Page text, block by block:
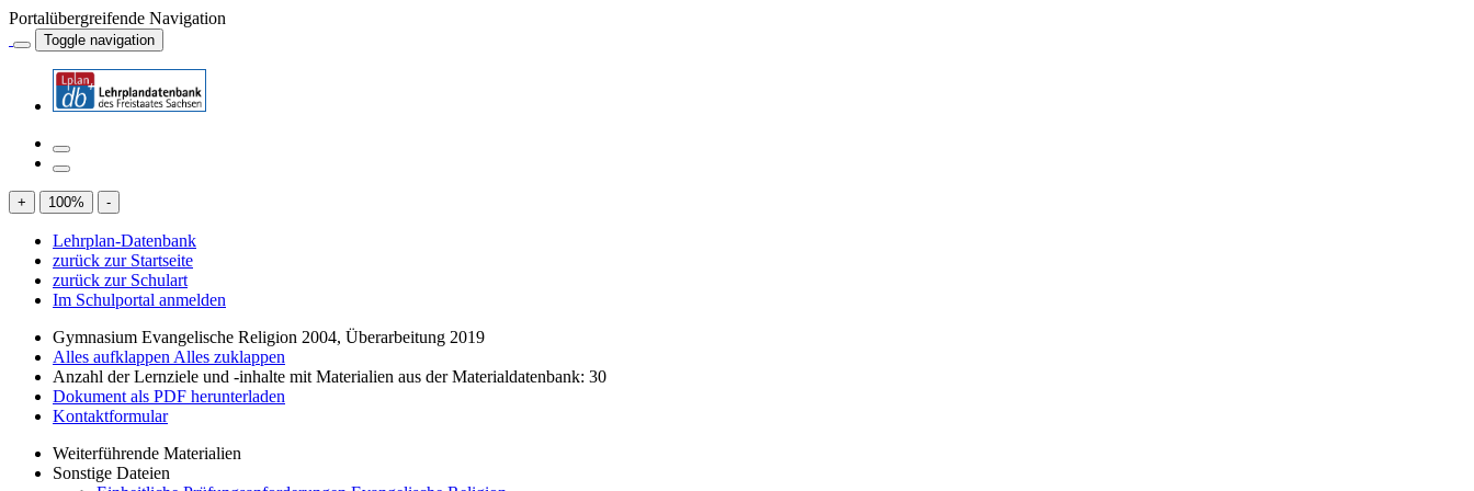
Portalübergreifende Navigation
Toggle navigation
+ 100% -
Lehrplan-Datenbank
zurück zur Startseite
zurück zur Schulart
Im Schulportal anmelden
Gymnasium Evangelische Religion 2004, Überarbeitung 2019
Alles aufklappen Alles zuklappen
Anzahl der Lernziele und -inhalte mit Materialien aus der Materialdatenbank: 30
Dokument als PDF herunterladen
Kontaktformular
Weiterführende Materialien
Sonstige Dateien